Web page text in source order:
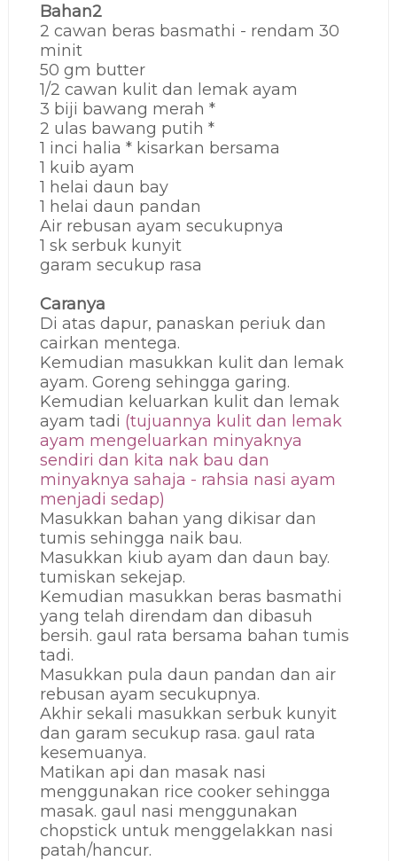
Bahan2
2 cawan beras basmathi - rendam 30
minit
50 gm butter
1/2 cawan kulit dan lemak ayam
3 biji bawang merah *
2 ulas bawang putih *
1 inci halia * kisarkan bersama
1 kuib ayam
1 helai daun bay
1 helai daun pandan
Air rebusan ayam secukupnya
1 sk serbuk kunyit
garam secukup rasa
Caranya
Di atas dapur, panaskan periuk dan
cairkan mentega.
Kemudian masukkan kulit dan lemak
ayam. Goreng sehingga garing.
Kemudian keluarkan kulit dan lemak
ayam tadi (tujuannya kulit dan lemak
ayam mengeluarkan minyaknya
sendiri dan kita nak bau dan
minyaknya sahaja - rahsia nasi ayam
menjadi sedap)
Masukkan bahan yang dikisar dan
tumis sehingga naik bau.
Masukkan kiub ayam dan daun bay.
tumiskan sekejap.
Kemudian masukkan beras basmathi
yang telah direndam dan dibasuh
bersih. gaul rata bersama bahan tumis
tadi.
Masukkan pula daun pandan dan air
rebusan ayam secukupnya.
Akhir sekali masukkan serbuk kunyit
dan garam secukup rasa. gaul rata
kesemuanya.
Matikan api dan masak nasi
menggunakan rice cooker sehingga
masak. gaul nasi menggunakan
chopstick untuk menggelakkan nasi
patah/hancur.